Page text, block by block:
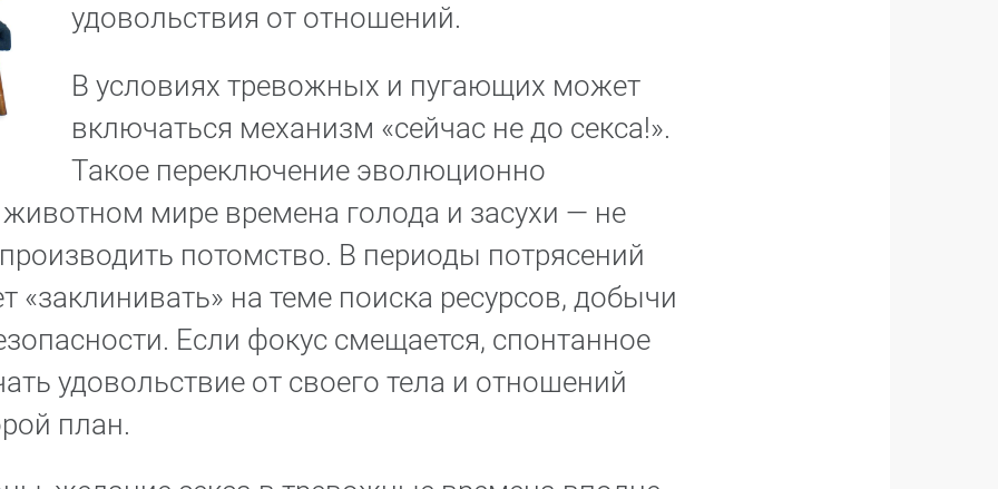
удовольствия от отношений.
В условиях тревожных и пугающих может
включаться механизм «сейчас не до секса!».
Такое переключение эволюционно
мире времена голода и засухи — не
потомство. В периоды потрясений
на теме поиска ресурсов, добычи
Если фокус смещается, спонтанное
удовольствие от своего тела и отношений
план.